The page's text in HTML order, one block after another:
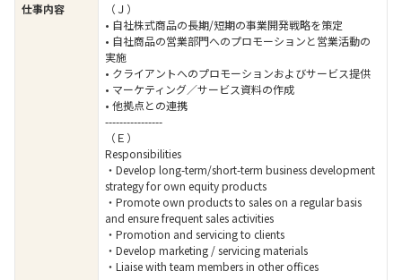
仕事内容
（Ｊ）
• 自社株式商品の長期/短期の事業開発戦略を策定
• 自社商品の営業部門へのプロモーションと営業活動の
実施
• クライアントへのプロモーションおよびサービス提供
• マーケティング／サービス資料の作成
• 他拠点との連携
----------------
（Ｅ）
Responsibilities
・Develop long-term/short-term business development
strategy for own equity products
・Promote own products to sales on a regular basis
and ensure frequent sales activities
・Promotion and servicing to clients
・Develop marketing / servicing materials
・Liaise with team members in other offices